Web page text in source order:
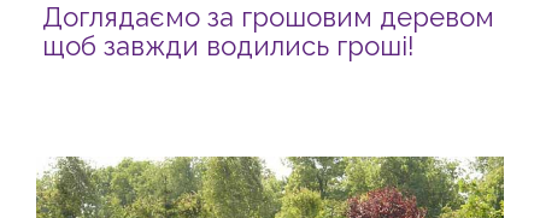
Доглядаємо за грошовим деревом
щоб завжди водились гроші!